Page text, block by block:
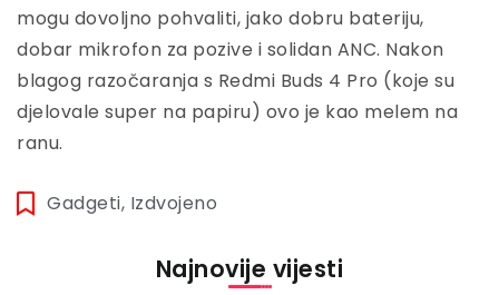
mogu dovoljno pohvaliti, jako dobru bateriju,
dobar mikrofon za pozive i solidan ANC. Nakon
blagog razočaranja s Redmi Buds 4 Pro (koje su
djelovale super na papiru) ovo je kao melem na
ranu.
Gadgeti, Izdvojeno
Najnovije vijesti